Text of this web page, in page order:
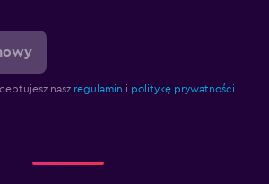
nasz regulamin i politykę prywatności.